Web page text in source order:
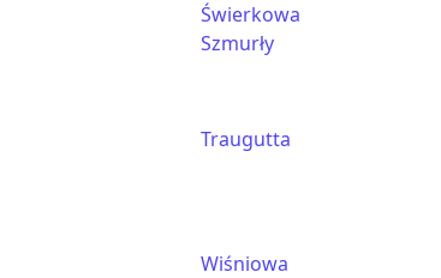
Świerkowa
Szmurły
Traugutta
Wiśniowa